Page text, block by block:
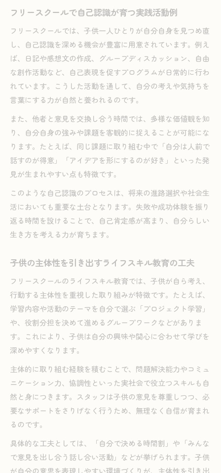
フリースクールで自己認識が育つ実践活動例
フリースクールでは、子供一人ひとりが自分自身を見つめ直
し、自己認識を深める機会が豊富に用意されています。例え
ば、日記や感想文の作成、グループディスカッション、自由
な創作活動など、自己表現を促すプログラムが日常的に行わ
れています。こうした活動を通して、自分の考えや気持ちを
言葉にする力が自然と養われるのです。
また、他者と意見を交換し合う時間では、多様な価値観を知
り、自分自身の強みや課題を客観的に捉えることが可能にな
ります。たとえば、同じ課題に取り組む中で「自分は人前で
話すのが得意」「アイデアを形にするのが好き」といった発
見が生まれやすい点も特徴です。
このような自己認識のプロセスは、将来の進路選択や社会生
活においても重要な土台となります。失敗や成功体験を振り
返る時間を設けることで、自己肯定感が高まり、自分らしい
生き方を考える力が育ちます。
子供の主体性を引き出すライフスキル教育の工夫
フリースクールのライフスキル教育では、子供が自ら考え、
行動する主体性を重視した取り組みが特徴です。たとえば、
学習内容や活動のテーマを自分で選ぶ「プロジェクト学習」
や、役割分担を決めて進めるグループワークなどがありま
す。これにより、子供は自分の興味や関心に合わせて学びを
深めやすくなります。
主体的に取り組む経験を積むことで、問題解決能力やコミュ
ニケーション力、協調性といった実社会で役立つスキルも自
然と身につきます。スタッフは子供の意見を尊重しつつ、必
要なサポートをさりげなく行うため、無理なく自信が育まれ
るのです。
具体的な工夫としては、「自分で決める時間割」や「みんな
で意見を出し合う話し合い活動」などが挙げられます。子供
が自分の意思を表現しやすい環境づくりが、主体性を引き出